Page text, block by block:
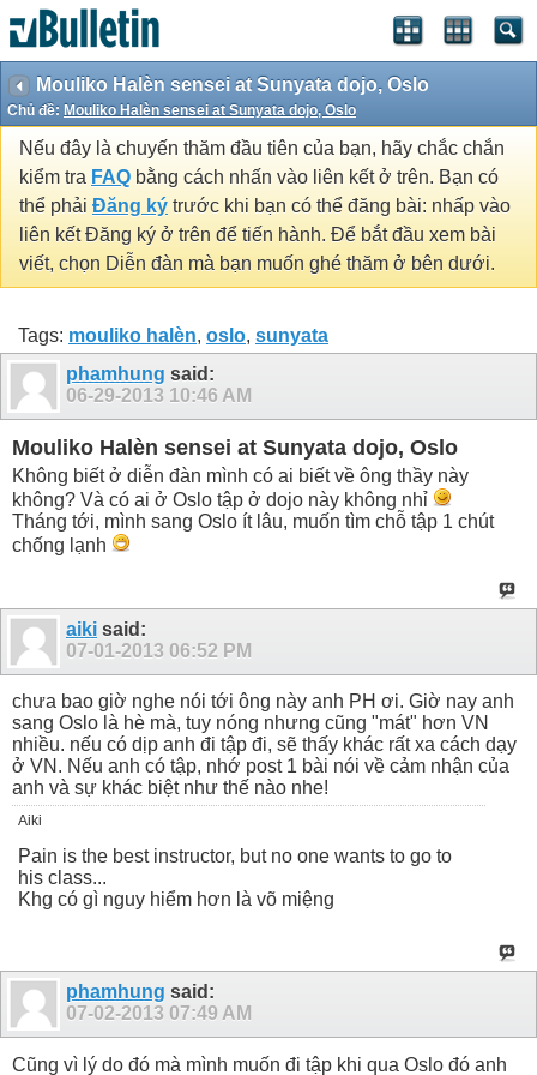
Mouliko Halèn sensei at Sunyata dojo, Oslo
Chủ đề: Mouliko Halèn sensei at Sunyata dojo, Oslo
Nếu đây là chuyến thăm đầu tiên của bạn, hãy chắc chắn
kiểm tra FAQ bằng cách nhấn vào liên kết ở trên. Bạn có
thể phải Đăng ký trước khi bạn có thể đăng bài: nhấp vào
liên kết Đăng ký ở trên để tiến hành. Để bắt đầu xem bài
viết, chọn Diễn đàn mà bạn muốn ghé thăm ở bên dưới.
Tags: mouliko halèn, oslo, sunyata
phamhung said:
06-29-2013 10:46 AM
Mouliko Halèn sensei at Sunyata dojo, Oslo
Không biết ở diễn đàn mình có ai biết về ông thầy này
không? Và có ai ở Oslo tập ở dojo này không nhỉ
Tháng tới, mình sang Oslo ít lâu, muốn tìm chỗ tập 1 chút
chống lạnh
aiki said:
07-01-2013 06:52 PM
chưa bao giờ nghe nói tới ông này anh PH ơi. Giờ nay anh
sang Oslo là hè mà, tuy nóng nhưng cũng "mát" hơn VN
nhiều. nếu có dịp anh đi tập đi, sẽ thấy khác rất xa cách dạy
ở VN. Nếu anh có tập, nhớ post 1 bài nói về cảm nhận của
anh và sự khác biệt như thế nào nhe!
Aiki
Pain is the best instructor, but no one wants to go to
his class...
Khg có gì nguy hiểm hơn là võ miệng
phamhung said:
07-02-2013 07:49 AM
Cũng vì lý do đó mà mình muốn đi tập khi qua Oslo đó anh